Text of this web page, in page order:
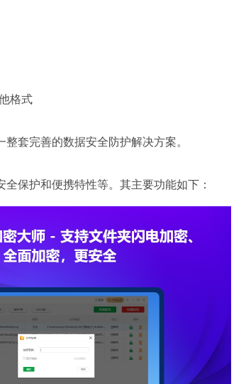
格式
套完善的数据安全防护解决方案。
保护和便携特性等。其主要功能如下：